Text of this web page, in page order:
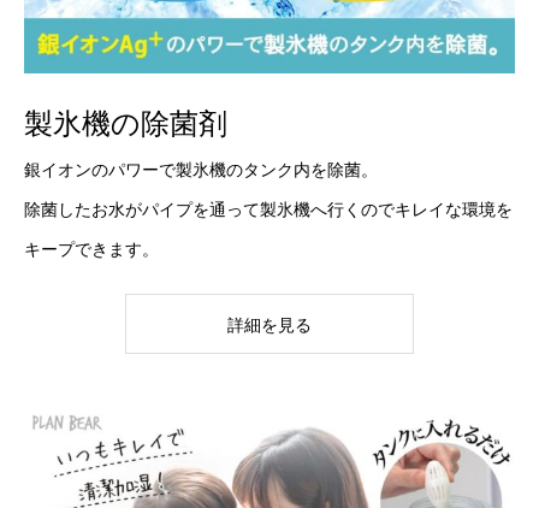
製氷機の除菌剤
銀イオンのパワーで製氷機のタンク内を除菌。
除菌したお水がパイプを通って製氷機へ行くのでキレイな環境を
キープできます。
詳細を見る